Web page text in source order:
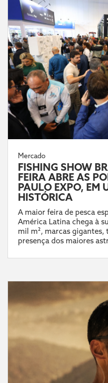
Mercado
FISHING SHOW
FEIRA ABRE AS
PAULO EXPO, EM
HISTÓRICA
A maior feira de pesca
América Latina chega à
mil m², marcas gigantes,
presença dos maiores